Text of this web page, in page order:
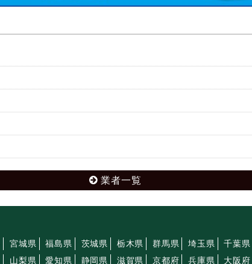
業者一覧
宮城県 福島県 茨城県 栃木県 群馬県 埼玉県 千葉県
山梨県 愛知県 静岡県 滋賀県 京都府 兵庫県 大阪府